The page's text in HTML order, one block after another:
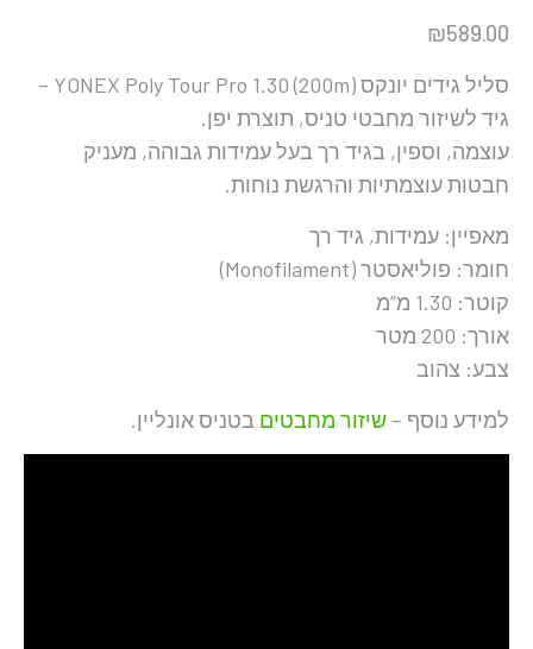
₪589.00
סליל גידים יונקס YONEX Poly Tour Pro 1.30 (200m) –
גיד לשיזור מחבטי טניס, תוצרת יפן.
עוצמה, וספין, בגיד רך בעל עמידות גבוהה, מעניק
חבטות עוצמתיות והרגשת נוחות.
מאפיין: עמידות, גיד רך
חומר: פוליאסטר (Monofilament)
קוטר: 1.30 מ”מ
אורך: 200 מטר
צבע: צהוב
למידע נוסף – שיזור מחבטים בטניס אונליין.